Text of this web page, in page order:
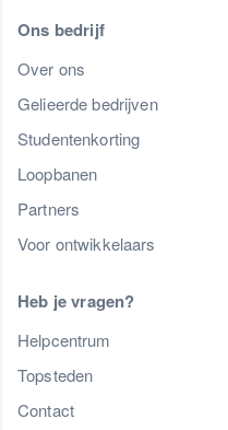
Ons bedrijf
Over ons
Gelieerde bedrijven
Studentenkorting
Loopbanen
Partners
Voor ontwikkelaars
Heb je vragen?
Helpcentrum
Topsteden
Contact